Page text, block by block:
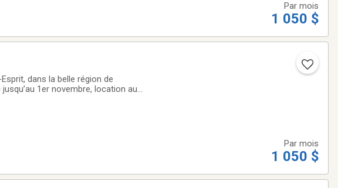
Par mois
1 050 $
dans la belle région de
1er novembre, location au
Par mois
1 050 $